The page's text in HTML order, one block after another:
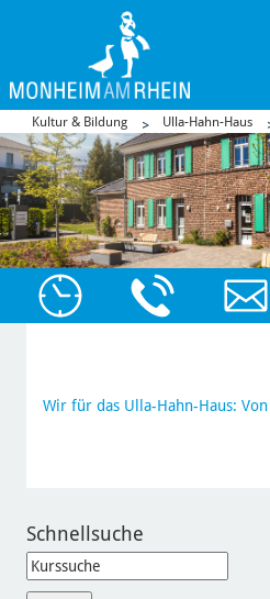
Kultur & Bildung Ulla-Hahn-Haus
Wir für das Ulla-Hahn-Haus: Von
Schnellsuche